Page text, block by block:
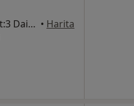
Plevne, Savaştepe Cad. No:15 Kat:3 Daire:6, Balıkesir • Harita